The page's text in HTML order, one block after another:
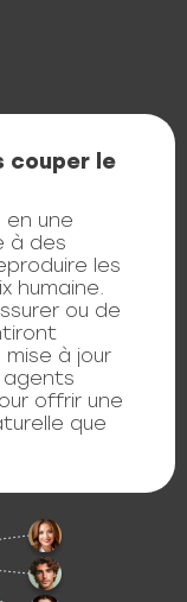
couper le
une
à des
les
humaine.
ou de
à jour
offrir une
que